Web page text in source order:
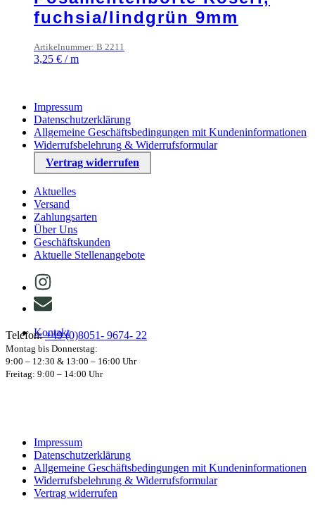
fuchsia/lindgrün 9mm
Artikelnummer: B 2211
3,25 € /m
Impressum
Datenschutzerklärung
Allgemeine Geschäftsbedingungen mit Kundeninformationen
Widerrufsbelehrung & Widerrufsformular
Vertrag widerrufen
Aktuelles
Versand
Zahlungsarten
Über Uns
Geschäftskunden
Aktuelle Stellenangebote
Kontakt
Telefon:+49 (0)8051- 9674- 22
Montag bis Donnerstag:
9:00 – 12:30 & 13:00 – 16:00 Uhr
Freitag: 9:00 – 14:00 Uhr
Impressum
Datenschutzerklärung
Allgemeine Geschäftsbedingungen mit Kundeninformationen
Widerrufsbelehrung & Widerrufsformular
Vertrag widerrufen